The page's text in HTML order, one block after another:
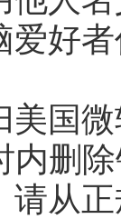
爱好
美国
内删
请从